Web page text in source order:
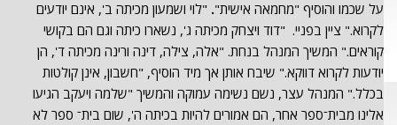
על שכמו והוסיף "מחמאה אישית". "לוי ושמעון מכיתה ב', אינם יודעים
לקרוא." ציין בפניי. "דוד ויצחק מכיתה ג', נשארו כיתה וגם הם בקושי
קוראים." המשיך המנהל בנחת. "אלה, צילה, דינה ורינה מכיתה ד', הן
יודעות לקרוא דווקא." שיבח אותן אך מיד הוסיף, "חשבון, אינן קולטות
בכלל." המנהל עצר, נשם נשימה עמוקה והמשיך "שלמה ויעקב הגיעו
אלינו מבית־ספר אחר, הם אמורים להיות בכיתה ה', שום בית־ ספר לא